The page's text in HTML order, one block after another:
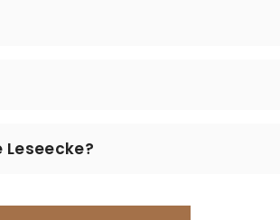
Versandkosten an.
Tracking-Informationen nach dem
problemlos zurückgeben.
weiter.
einen bequemen Sessel, einen